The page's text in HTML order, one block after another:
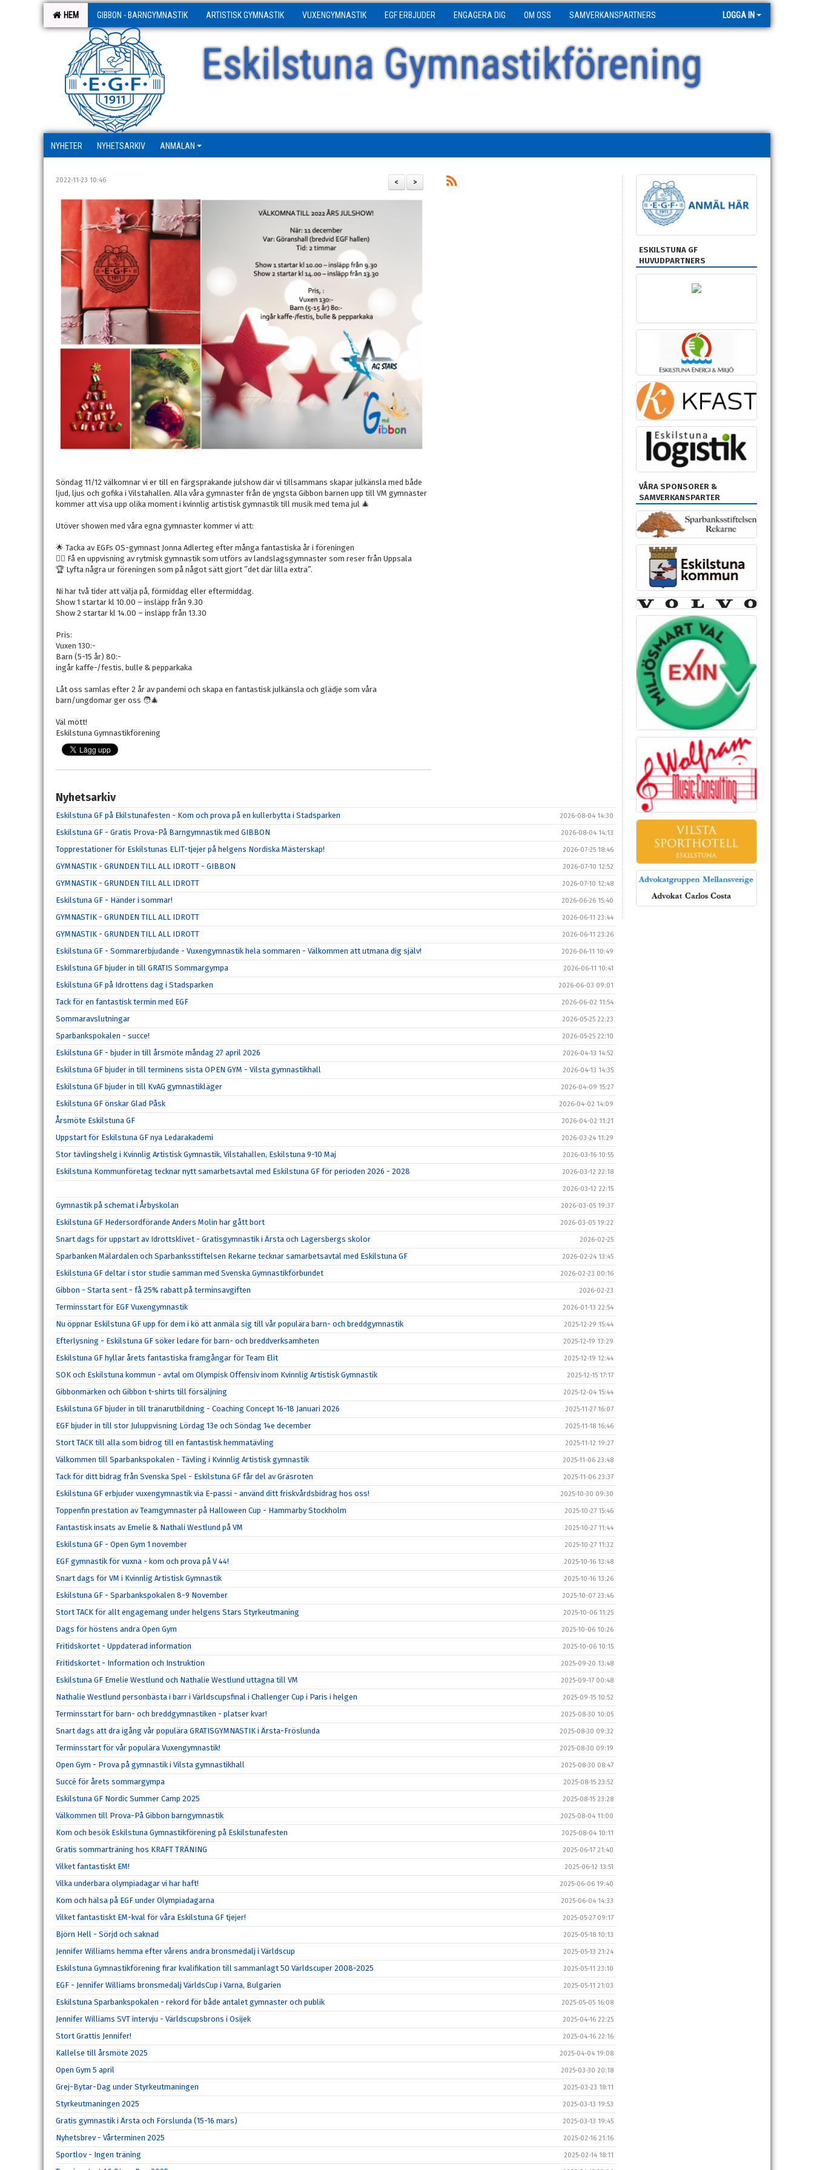
HEM GIBBON - BARNGYMNASTIK ARTISTISK GYMNASTIK VUXENGYMNASTIK EGF ERBJUDER ENGAGERA DIG OM OSS SAMVERKANSPARTNERS LOGGA IN
Eskilstuna Gymnastikförening
NYHETER NYHETSARKIV ANMÄLAN
>
<
2022-11-23 10:46
Söndag 11/12 välkomnar vi er till en färgsprakande julshow där vi tillsammans skapar julkänsla med både
ljud, ljus och gofika i Vilstahallen. Alla våra gymnaster från de yngsta Gibbon barnen upp till VM gymnaster
kommer att visa upp olika moment i kvinnlig artistisk gymnastik till musik med tema jul 🎄
Utöver showen med våra egna gymnaster kommer vi att:
🌟 Tacka av EGFs OS-gymnast Jonna Adlerteg efter många fantastiska år i föreningen
🤸‍♂️ Få en uppvisning av rytmisk gymnastik som utförs av landslagsgymnaster som reser från Uppsala
🏆 Lyfta några ur föreningen som på något sätt gjort ”det där lilla extra”.
Ni har två tider att välja på, förmiddag eller eftermiddag.
Show 1 startar kl 10.00 – insläpp från 9.30
Show 2 startar kl 14.00 – insläpp från 13.30
Pris:
Vuxen 130:-
Barn (5-15 år) 80:-
ingår kaffe-/festis, bulle & pepparkaka
Låt oss samlas efter 2 år av pandemi och skapa en fantastisk julkänsla och glädje som våra
barn/ungdomar ger oss 🧑‍🎄
Väl mött!
Eskilstuna Gymnastikförening
Nyhetsarkiv
Eskilstuna GF på Ekilstunafesten - Kom och prova på en kullerbytta i Stadsparken 2026-08-04 14:30
Eskilstuna GF - Gratis Prova-På Barngymnastik med GIBBON 2026-08-04 14:13
Topprestationer för Eskilstunas ELIT-tjejer på helgens Nordiska Mästerskap! 2026-07-25 18:46
GYMNASTIK - GRUNDEN TILL ALL IDROTT - GIBBON 2026-07-10 12:52
GYMNASTIK - GRUNDEN TILL ALL IDROTT 2026-07-10 12:48
Eskilstuna GF - Händer i sommar! 2026-06-26 15:40
GYMNASTIK - GRUNDEN TILL ALL IDROTT 2026-06-11 23:44
GYMNASTIK - GRUNDEN TILL ALL IDROTT 2026-06-11 23:26
Eskilstuna GF - Sommarerbjudande - Vuxengymnastik hela sommaren - Välkommen att utmana dig själv! 2026-06-11 10:49
Eskilstuna GF bjuder in till GRATIS Sommargympa 2026-06-11 10:41
Eskilstuna GF på Idrottens dag i Stadsparken 2026-06-03 09:01
Tack för en fantastisk termin med EGF 2026-06-02 11:54
Sommaravslutningar 2026-05-25 22:23
Sparbankspokalen - succe! 2026-05-25 22:10
Eskilstuna GF - bjuder in till årsmöte måndag 27 april 2026 2026-04-13 14:52
Eskilstuna GF bjuder in till terminens sista OPEN GYM - Vilsta gymnastikhall 2026-04-13 14:35
Eskilstuna GF bjuder in till KvAG gymnastikläger 2026-04-09 15:27
Eskilstuna GF önskar Glad Påsk 2026-04-02 14:09
Årsmöte Eskilstuna GF 2026-04-02 11:21
Uppstart för Eskilstuna GF nya Ledarakademi 2026-03-24 11:29
Stor tävlingshelg i Kvinnlig Artistisk Gymnastik, Vilstahallen, Eskilstuna 9-10 Maj 2026-03-16 10:55
Eskilstuna Kommunföretag tecknar nytt samarbetsavtal med Eskilstuna GF för perioden 2026 - 2028 2026-03-12 22:18
2026-03-12 22:15
Gymnastik på schemat i Årbyskolan 2026-03-05 19:37
Eskilstuna GF Hedersordförande Anders Molin har gått bort 2026-03-05 19:22
Snart dags för uppstart av Idrottsklivet - Gratisgymnastik i Ärsta och Lagersbergs skolor 2026-02-25
Sparbanken Mälardalen och Sparbanksstiftelsen Rekarne tecknar samarbetsavtal med Eskilstuna GF 2026-02-24 13:45
Eskilstuna GF deltar i stor studie samman med Svenska Gymnastikförbundet 2026-02-23 00:16
Gibbon - Starta sent - få 25% rabatt på terminsavgiften 2026-02-23
Terminsstart för EGF Vuxengymnastik 2026-01-13 22:54
Nu öppnar Eskilstuna GF upp för dem i kö att anmäla sig till vår populära barn- och breddgymnastik 2025-12-29 15:44
Efterlysning - Eskilstuna GF söker ledare för barn- och breddverksamheten 2025-12-19 13:29
Eskilstuna GF hyllar årets fantastiska framgångar för Team Elit 2025-12-19 12:44
SOK och Eskilstuna kommun - avtal om Olympisk Offensiv inom Kvinnlig Artistisk Gymnastik 2025-12-15 17:17
Gibbonmärken och Gibbon t-shirts till försäljning 2025-12-04 15:44
Eskilstuna GF bjuder in till tränarutbildning - Coaching Concept 16-18 Januari 2026 2025-11-27 16:07
EGF bjuder in till stor Juluppvisning Lördag 13e och Söndag 14e december 2025-11-18 16:46
Stort TACK till alla som bidrog till en fantastisk hemmatävling 2025-11-12 19:27
Välkommen till Sparbankspokalen - Tävling i Kvinnlig Artistisk gymnastik 2025-11-06 23:48
Tack för ditt bidrag från Svenska Spel - Eskilstuna GF får del av Gräsroten 2025-11-06 23:37
Eskilstuna GF erbjuder vuxengymnastik via E-passi - använd ditt friskvårdsbidrag hos oss! 2025-10-30 09:30
Toppenfin prestation av Teamgymnaster på Halloween Cup - Hammarby Stockholm 2025-10-27 15:46
Fantastisk insats av Emelie & Nathali Westlund på VM 2025-10-27 11:44
Eskilstuna GF - Open Gym 1 november 2025-10-27 11:32
EGF gymnastik för vuxna - kom och prova på V 44! 2025-10-16 13:48
Snart dags för VM i Kvinnlig Artistisk Gymnastik 2025-10-16 13:26
Eskilstuna GF - Sparbankspokalen 8-9 November 2025-10-07 23:46
Stort TACK för allt engagemang under helgens Stars Styrkeutmaning 2025-10-06 11:25
Dags för höstens andra Open Gym 2025-10-06 10:26
Fritidskortet - Uppdaterad information 2025-10-06 10:15
Fritidskortet - Information och Instruktion 2025-09-20 13:48
Eskilstuna GF Emelie Westlund och Nathalie Westlund uttagna till VM 2025-09-17 00:48
Nathalie Westlund personbästa i barr i Världscupsfinal i Challenger Cup i Paris i helgen 2025-09-15 10:52
Terminsstart för barn- och breddgymnastiken - platser kvar! 2025-08-30 10:05
Snart dags att dra igång vår populära GRATISGYMNASTIK i Ärsta-Fröslunda 2025-08-30 09:32
Terminsstart för vår populära Vuxengymnastik! 2025-08-30 09:19
Open Gym - Prova på gymnastik i Vilsta gymnastikhall 2025-08-30 08:47
Succé för årets sommargympa 2025-08-15 23:52
Eskilstuna GF Nordic Summer Camp 2025 2025-08-15 23:28
Välkommen till Prova-På Gibbon barngymnastik 2025-08-04 11:00
Kom och besök Eskilstuna Gymnastikförening på Eskilstunafesten 2025-08-04 10:11
Gratis sommarträning hos KRAFT TRÄNING 2025-06-17 21:40
Vilket fantastiskt EM! 2025-06-12 13:51
Vilka underbara olympiadagar vi har haft! 2025-06-06 19:40
Kom och hälsa på EGF under Olympiadagarna 2025-06-04 14:33
Vilket fantastiskt EM-kval för våra Eskilstuna GF tjejer! 2025-05-27 09:17
Björn Hell - Sörjd och saknad 2025-05-18 10:13
Jennifer Williams hemma efter vårens andra bronsmedalj i Världscup 2025-05-13 21:24
Eskilstuna Gymnastikförening firar kvalifikation till sammanlagt 50 Världscuper 2008-2025 2025-05-11 23:10
EGF - Jennifer Williams bronsmedalj VärldsCup i Varna, Bulgarien 2025-05-11 21:03
Eskilstuna Sparbankspokalen - rekord för både antalet gymnaster och publik 2025-05-05 16:08
Jennifer Williams SVT intervju - Världscupsbrons i Osijek 2025-04-16 22:25
Stort Grattis Jennifer! 2025-04-16 22:16
Kallelse till årsmöte 2025 2025-04-04 19:08
Open Gym 5 april 2025-03-30 20:18
Grej-Bytar-Dag under Styrkeutmaningen 2025-03-23 18:11
Styrkeutmaningen 2025 2025-03-13 19:53
Gratis gymnastik i Ärsta och Förslunda (15-16 mars) 2025-03-13 19:45
Nyhetsbrev - Vårterminen 2025 2025-02-16 21:16
Sportlov - Ingen träning 2025-02-14 18:11
ESKILSTUNA GF
HUVUDPARTNERS
VÅRA SPONSORER &
SAMVERKANSPARTER